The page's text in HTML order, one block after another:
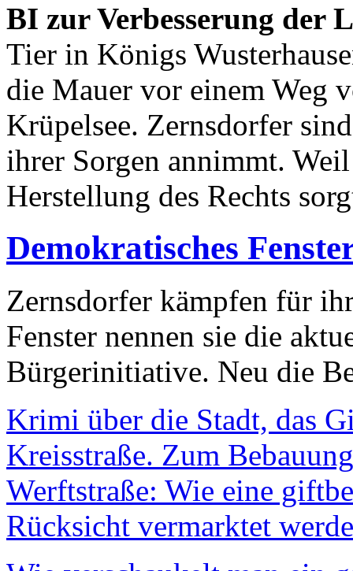
BI zur Verbesserung der
Tier in Königs
die Mauer vor einem Weg
Krüpelsee. Zernsdorfer
ihrer Sorgen annimmt.
Herstellung des Rechts
Demokratisches
Zernsdorfer kämpfen für
Fenster nennen sie die
Bürgerinitiative. Neu die
Krimi über die Stadt, das
Kreisstraße. Zum
Werftstraße: Wie eine
Rücksicht vermarktet